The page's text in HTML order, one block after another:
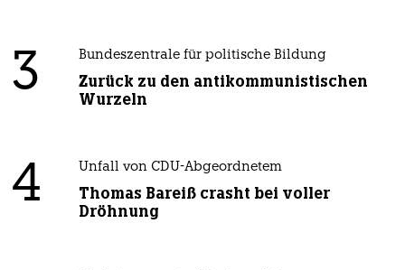
3 Bundeszentrale für politische Bildung
Zurück zu den antikommunistischen
Wurzeln
4 Unfall von CDU-Abgeordnetem
Thomas Bareiß crasht bei voller
Dröhnung